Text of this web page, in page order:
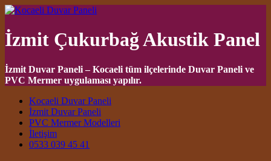
İzmit Çukurbağ Akustik Panel
İzmit Duvar Paneli – Kocaeli tüm ilçelerinde Duvar Paneli ve
PVC Mermer uygulaması yapılır.
Main Navigation
Kocaeli Duvar Paneli
İzmit Duvar Paneli
PVC Mermer Modelleri
İletişim
0533 039 45 41